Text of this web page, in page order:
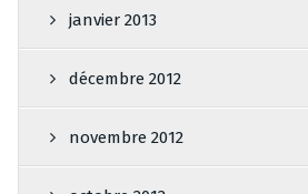
janvier 2013
décembre 2012
novembre 2012